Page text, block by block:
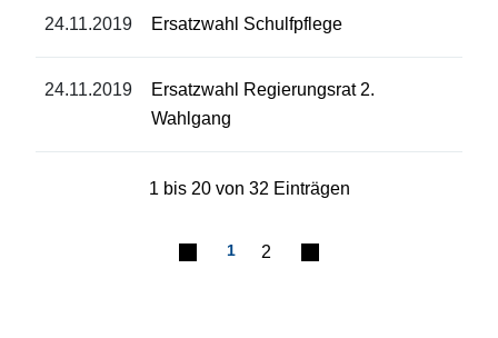
24.11.2019 Ersatzwahl Schulfpflege
24.11.2019
Ersatzwahl Regierungsrat 2.
Wahlgang
1 bis 20 von 32 Einträgen
1 2